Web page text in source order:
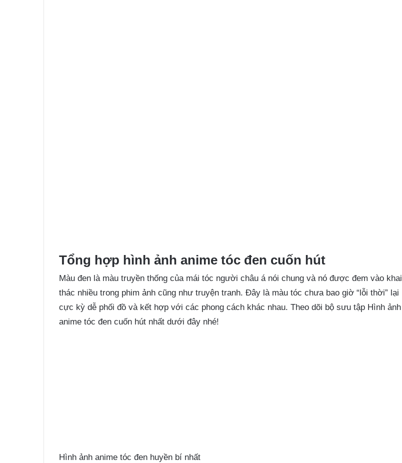
Tổng hợp hình ảnh anime tóc đen cuốn hút
Màu đen là màu truyền thống của mái tóc người châu á nói chung và nó được đem vào khai
thác nhiều trong phim ảnh cũng như truyện tranh. Đây là màu tóc chưa bao giờ “lỗi thời” lại
cực kỳ dễ phối đồ và kết hợp với các phong cách khác nhau. Theo dõi bộ sưu tập Hình ảnh
anime tóc đen cuốn hút nhất dưới đây nhé!
Hình ảnh anime tóc đen huyền bí nhất